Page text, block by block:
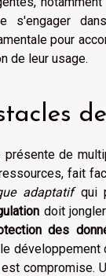
s'engager
pour
de leur usage.
de
fait
adaptatifqui
doit
des
développement
compromise.